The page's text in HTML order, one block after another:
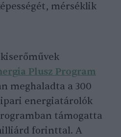
mérséklik
Plusz Program
meghaladta a 300
energiatárolók
támogatta
forinttal. A